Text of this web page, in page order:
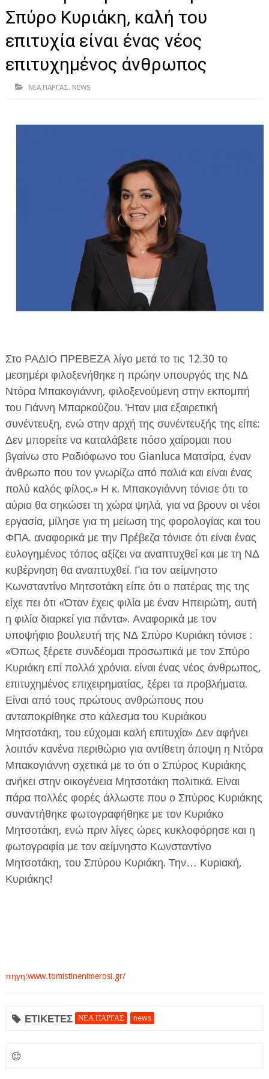
ΠΡΕΒΕΖΑ
ΑΡΤΑ
ΙΩΑΝΝΙΝΑ
ΤΕΧΝΟΛΟΓΙΑ
ΕΦΗΜΕΡΙΔΑ Η ΠΑΡΓΑ
ΠΛΗΡΟΦΟΡΙΕΣ
Σπύρο Κυριάκη, καλή του
επιτυχία είναι ένας νέος
επιτυχημένος άνθρωπος
ΝΕΑ ΠΑΡΓΑΣ, NEWS
Στο ΡΑΔΙΟ ΠΡΕΒΕΖΑ λίγο μετά το τις 12.30 το
μεσημέρι φιλοξενήθηκε η πρώην υπουργός της ΝΔ
Ντόρα Μπακογιάννη, φιλοξενούμενη στην εκπομπή
του Γιάννη Μπαρκούζου. Ήταν μια εξαιρετική
συνέντευξη, ενώ στην αρχή της συνέντευξής της είπε:
Δεν μπορείτε να καταλάβετε πόσο χαίρομαι που
βγαίνω στο Ραδιόφωνο του Gianluca Ματσίρα, έναν
άνθρωπο που τον γνωρίζω από παλιά και είναι ένας
πολύ καλός φίλος.» Η κ. Μπακογιάννη τόνισε ότι το
αύριο θα σηκώσει τη χώρα ψηλά, για να βρουν οι νέοι
εργασία, μίλησε για τη μείωση της φορολογίας και του
ΦΠΑ. αναφορικά με την Πρέβεζα τόνισε ότι είναι ένας
ευλογημένος τόπος αξίζει να αναπτυχθεί και με τη ΝΔ
κυβέρνηση θα αναπτυχθεί. Για τον αείμνηστο
Κωνσταντίνο Μητσοτάκη είπε ότι ο πατέρας της της
είχε πει ότι «Όταν έχεις φιλία με έναν Ηπειρώτη, αυτή
η φιλία διαρκεί για πάντα». Αναφορικά με τον
υποψήφιο βουλευτή της ΝΔ Σπύρο Κυριάκη τόνισε :
«Όπως ξέρετε συνδέομαι προσωπικά με τον Σπύρο
Κυριάκη επί πολλά χρόνια. είναι ένας νέος άνθρωπος,
επιτυχημένος επιχειρηματίας, ξέρει τα προβλήματα.
Είναι από τους πρώτους ανθρώπους που
ανταποκρίθηκε στο κάλεσμα του Κυριάκου
Μητσοτάκη, του εύχομαι καλή επιτυχία» Δεν αφήνει
λοιπόν κανένα περιθώριο για αντίθετη άποψη η Ντόρα
Μπακογιάννη σχετικά με το ότι ο Σπύρος Κυριάκης
ανήκει στην οικογένεια Μητσοτάκη πολιτικά. Είναι
πάρα πολλές φορές άλλωστε που ο Σπύρος Κυριάκης
συναντήθηκε φωτογραφήθηκε με τον Κυριάκο
Μητσοτάκη, ενώ πριν λίγες ώρες κυκλοφόρησε και η
φωτογραφία με τον αείμνηστο Κωνσταντίνο
Μητσοτάκη, του Σπύρου Κυριάκη. Την… Κυριακή,
Κυριάκης!
πηγη:www.tomistinenimerosi.gr/
ΕΤΙΚΕΤΕΣ ΝΕΑ ΠΑΡΓΑΣ news